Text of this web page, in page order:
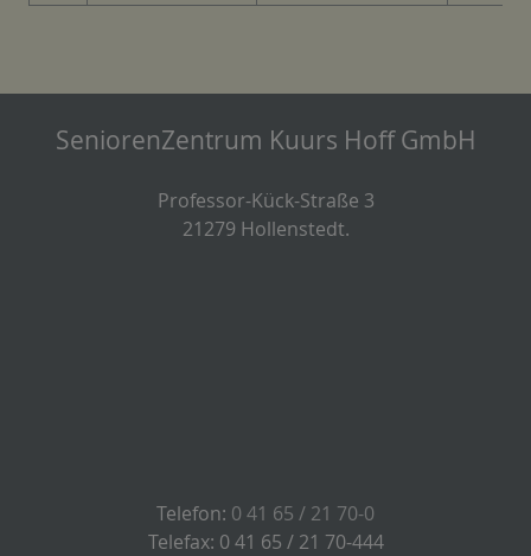
SeniorenZentrum Kuurs Hoff GmbH
Professor-Kück-Straße 3
21279 Hollenstedt.
Telefon: 0 41 65 / 21 70-0
Telefax: 0 41 65 / 21 70-444